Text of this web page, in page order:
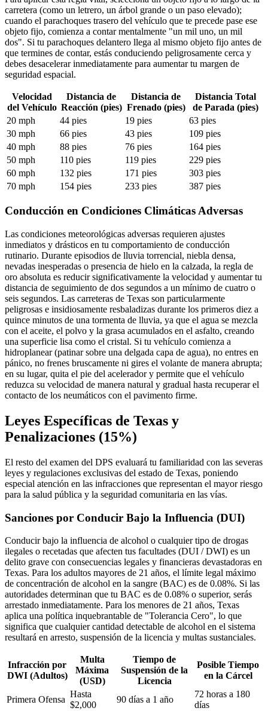
carretera (como un letrero, un árbol grande o un paso elevado);
cuando el parachoques trasero del vehículo que te precede pase ese
objeto fijo, comienza a contar mentalmente "un mil uno, un mil
dos". Si tu parachoques delantero llega al mismo objeto fijo antes de
que termines de contar, estás conduciendo peligrosamente cerca y
debes desacelerar inmediatamente para aumentar tu margen de
seguridad espacial.
Velocidad
del Vehículo
Distancia de
Reacción (pies)
Distancia de
Frenado (pies)
Distancia Total
de Parada (pies)
20 mph
44 pies 19 pies
63 pies
30 mph
66 pies 43 pies
109 pies
40 mph
88 pies 76 pies
164 pies
50 mph
110 pies 119 pies
229 pies
60 mph
132 pies 171 pies
303 pies
70 mph
154 pies 233 pies 387 pies
Conducción en Condiciones Climáticas Adversas
Las condiciones meteorológicas adversas requieren ajustes
inmediatos y drásticos en tu comportamiento de conducción
rutinario. Durante episodios de lluvia torrencial, niebla densa,
nevadas inesperadas o presencia de hielo en la calzada, la regla de
oro absoluta es reducir significativamente la velocidad y aumentar tu
distancia de seguimiento de dos segundos a un mínimo de cuatro o
seis segundos. Las carreteras de Texas son particularmente
peligrosas e insidiosamente resbaladizas durante los primeros diez a
quince minutos de una tormenta de lluvia, ya que el agua se mezcla
con el aceite, el polvo y la grasa acumulados en el asfalto, creando
una superficie lisa como el cristal. Si tu vehículo comienza a
hidroplanear (patinar sobre una delgada capa de agua), no entres en
pánico, no frenes bruscamente ni gires el volante de manera abrupta;
en su lugar, quita el pie del acelerador y permite que el vehículo
reduzca su velocidad de manera natural y gradual hasta recuperar el
contacto de los neumáticos con el pavimento firme.
Leyes Específicas de Texas y
Penalizaciones (15%)
El resto del examen del DPS evaluará tu familiaridad con las severas
leyes y regulaciones exclusivas del estado de Texas, poniendo
especial atención en las infracciones que representan el mayor riesgo
para la salud pública y la seguridad comunitaria en las vías.
Sanciones por Conducir Bajo la Influencia (DUI)
Conducir bajo la influencia de alcohol o cualquier tipo de drogas
ilegales o recetadas que afecten tus facultades (DUI / DWI) es un
delito grave con consecuencias legales y financieras devastadoras en
Texas. Para los adultos mayores de 21 años, el límite legal máximo
de concentración de alcohol en la sangre (BAC) es de 0.08%. Si las
autoridades determinan que tu BAC es de 0.08% o superior, serás
arrestado inmediatamente. Para los menores de 21 años, Texas
aplica una política inquebrantable de "Tolerancia Cero", lo que
significa que cualquier cantidad detectable de alcohol en el sistema
resultará en arresto, suspensión de la licencia y multas sustanciales.
Infracción por
DWI (Adultos)
Multa
Máxima
(USD)
Tiempo de
Suspensión de la
Licencia
Posible Tiempo
en la Cárcel
Primera Ofensa
Hasta
$2,000
90 días a 1 año
72 horas a 180
días